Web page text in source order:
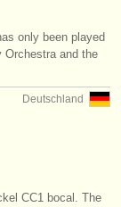
only been played
Orchestra and the
Deutschland
CC1 bocal. The